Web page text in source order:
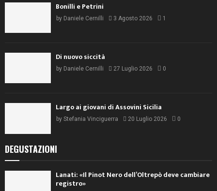
Bonilli e Petrini
by Daniele Cernilli 3 Agosto 2026 1
Di nuovo siccità
by Daniele Cernilli 27 Luglio 2026 0
Largo ai giovani di Assovini Sicilia
by Stefania Vinciguerra 20 Luglio 2026 0
DEGUSTAZIONI
Lanati: «Il Pinot Nero dell’Oltrepò deve cambiare
registro»